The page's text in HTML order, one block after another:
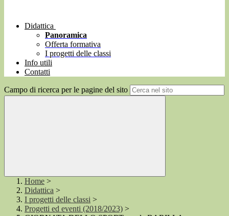
Didattica
Panoramica
Offerta formativa
I progetti delle classi
Info utili
Contatti
Campo di ricerca per le pagine del sito
Home >
Didattica >
I progetti delle classi >
Progetti ed eventi (2018/2023) >